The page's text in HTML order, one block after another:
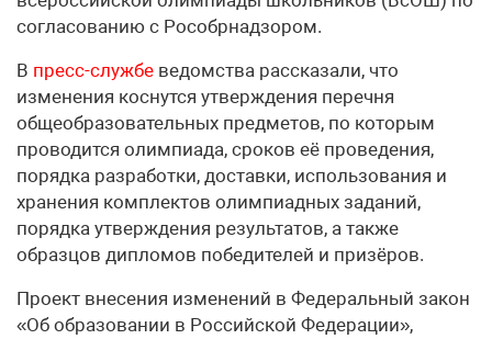
согласованию с Рособрнадзором.
В пресс-службе ведомства рассказали, что
изменения коснутся утверждения перечня
общеобразовательных предметов, по которым
проводится олимпиада, сроков её проведения,
порядка разработки, доставки, использования и
хранения комплектов олимпиадных заданий,
порядка утверждения результатов, а также
образцов дипломов победителей и призёров.
Проект внесения изменений в Федеральный закон
«Об образовании в Российской Федерации»,